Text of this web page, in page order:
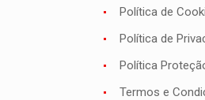
Política de
Política de
Política
Termos e